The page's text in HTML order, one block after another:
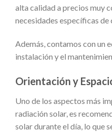
alta calidad a precios muy
necesidades específicas de
Además, contamos con un
instalación y el
Orientación y
Uno de los aspectos más
radiación solar, es
solar durante el día, lo que